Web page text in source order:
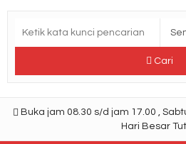
Cari
Buka jam 08.30 s/d jam 17.00 ,
Hari Besar